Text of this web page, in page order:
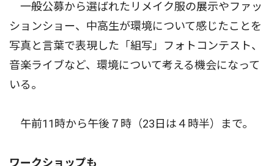
一般公募から選ばれたリメイク服の展示やファッ
ションショー、中高生が環境について感じたことを
写真と言葉で表現した「組写」フォトコンテスト、
音楽ライブなど、環境について考える機会になって
いる。
午前11時から午後７時（23日は４時半）まで。
ワークショップも